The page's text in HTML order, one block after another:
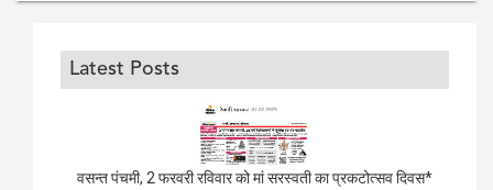
Latest Posts
वसन्त पंचमी, 2 फरवरी रविवार को मां सरस्वती का प्रकटोत्सव दिवस*